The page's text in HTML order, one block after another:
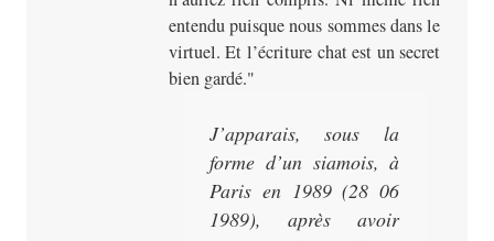
entendu puisque nous sommes dans le
virtuel. Et l’écriture chat est un secret
bien gardé.
J’apparais, sous la
forme d’un siamois, à
Paris en 1989 (28 06
1989), après avoir